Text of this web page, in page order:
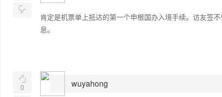

肯定是机票单上抵达的第一个申根国办入境手续。访友签
息。

0 wuyahong